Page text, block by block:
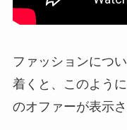
ファッションにつ
着くと、このよう
のオファーが表示さ